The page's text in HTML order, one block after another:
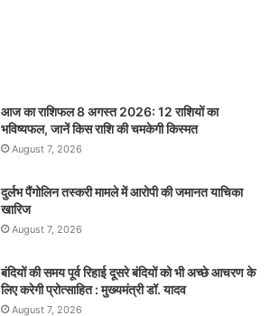
आज का राशिफल 8 अगस्त 2026: 12 राशियों का
भविष्यफल, जानें किस राशि की चमकेगी किस्मत
August 7, 2026
दुर्लभ पैंगोलिन तस्करी मामले में आरोपी की जमानत याचिका
खारिज
August 7, 2026
बंदियों की समय पूर्व रिहाई दूसरे बंदियों को भी अच्छे आचरण के
लिए करेगी प्रोत्साहित : मुख्यमंत्री डॉ. यादव
August 7, 2026